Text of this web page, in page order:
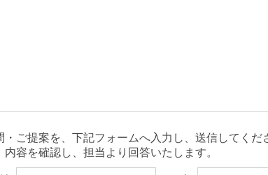
・ご提案を、下記フォームへ入力し、送信してくだ
内容を確認し、担当より回答いたします。